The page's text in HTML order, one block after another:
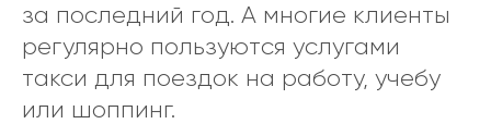
за последний год. А многие клиенты
регулярно пользуются услугами
такси для поездок на работу, учебу
или шоппинг.